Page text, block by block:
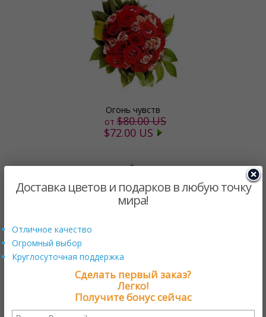
Огонь чувств
от $80.00 US
$72.00 US
Клубничная мода
от$85.00 US
$79.05 US
Доставка цветов и подарков в любую точку
мира!
Отличное качество
Огромный выбор
Круглосуточная поддержка
Сделать первый заказ?
Легко!
Получите бонус сейчас